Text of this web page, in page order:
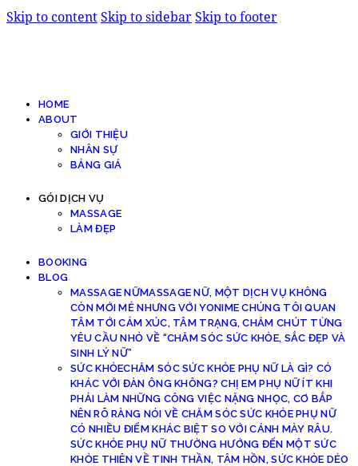
Skip to contentSkip to sidebarSkip to footer
HOME
ABOUT
GIỚI THIỆU
NHÂN SỰ
BẢNG GIÁ
GÓI DỊCH VỤ
MASSAGE
LÀM ĐẸP
BOOKING
BLOG
MASSAGE NỮMASSAGE NỮ, MỘT DỊCH VỤ KHÔNG
CÒN MỚI MẺ NHƯNG VỚI YONIME CHÚNG TÔI QUAN
TÂM TỚI CẢM XÚC, TÂM TRẠNG, CHĂM CHÚT TỪNG
YÊU CẦU NHỎ VỀ “CHĂM SÓC SỨC KHỎE, SẮC ĐẸP VÀ
SINH LÝ NỮ”
SỨC KHỎECHĂM SÓC SỨC KHỎE PHỤ NỮ LÀ GÌ? CÓ
KHÁC VỚI ĐÀN ÔNG KHÔNG? CHỊ EM PHỤ NỮ ÍT KHI
PHẢI LÀM NHỮNG CÔNG VIỆC NẶNG NHỌC, CƠ BẮP
NÊN RÕ RÀNG NÓI VỀ CHĂM SÓC SỨC KHỎE PHỤ NỮ
CÓ NHIỀU ĐIỂM KHÁC BIỆT SO VỚI CÁNH MÀY RÂU.
SỨC KHỎE PHỤ NỮ THƯỜNG HƯỚNG ĐẾN MỘT SỨC
KHỎE THIÊN VỀ TINH THẦN, TÂM HỒN, SỨC KHỎE DẺO